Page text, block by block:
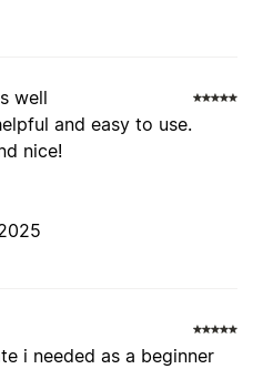
well
and easy to use.
nice!
i needed as a beginner